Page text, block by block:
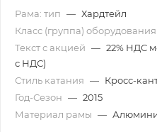
Рама: тип — Хардтейл
Класс (группа) оборудования
Текст с акцией — 22% НДС
с НДС)
Стиль катания — Кросс-
Год-Сезон — 2015
Материал рамы —